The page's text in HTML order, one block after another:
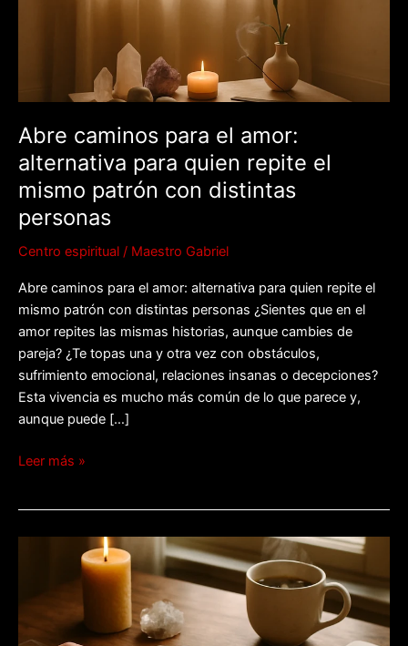
Abre caminos para el amor:
alternativa para quien repite el
mismo patrón con distintas
personas
Centro espiritual / Maestro Gabriel
Abre caminos para el amor: alternativa para quien repite el
mismo patrón con distintas personas ¿Sientes que en el
amor repites las mismas historias, aunque cambies de
pareja? ¿Te topas una y otra vez con obstáculos,
sufrimiento emocional, relaciones insanas o decepciones?
Esta vivencia es mucho más común de lo que parece y,
aunque puede […]
patrón
con
distintas
Leer más »